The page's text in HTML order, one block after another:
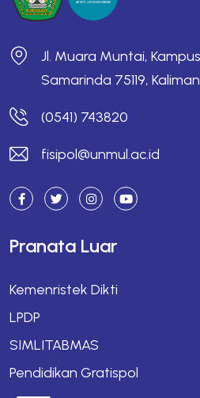
Jl. Muara Muntai,
Samarinda 75119,
(0541) 743820
fisipol@unmul.ac.id
Pranata Luar
Kemenristek Dikti
LPDP
SIMLITABMAS
Pendidikan Gratispol